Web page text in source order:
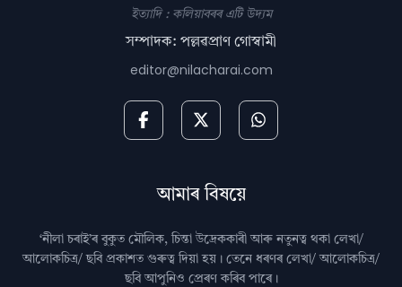
ইত্যাদি : কলিয়াবৰৰ এটি উদ্যম
সম্পাদক: পল্লৱপ্ৰাণ গোস্বামী
editor@nilacharai.com
আমাৰ বিষয়ে
‘নীলা চৰাই’ৰ বুকুত মৌলিক, চিন্তা উদ্রেককাৰী আৰু নতুনত্ব থকা লেখা/
আলোকচিত্ৰ/ ছবি প্রকাশত গুৰুত্ব দিয়া হয়। তেনে ধৰণৰ লেখা/ আলোকচিত্ৰ/
ছবি আপুনিও প্রেৰণ কৰিব পাৰে।